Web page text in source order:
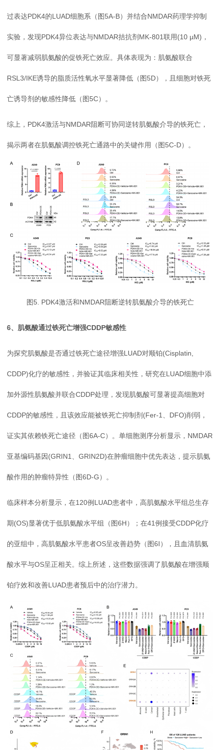
过表达PDK4的LUAD细胞系（图5A-B）并结合NMDAR药理学抑制
实验，发现PDK4异位表达与NMDAR拮抗剂MK-801联用(10 µM)，
可显著减弱肌氨酸的促铁死亡效应。具体表现为：肌氨酸联合
RSL3/IKE诱导的脂质活性氧水平显著降低（图5D），且细胞对铁死
亡诱导剂的敏感性降低（图5C）。
综上，PDK4激活与NMDAR阻断可协同逆转肌氨酸介导的铁死亡，
揭示两者在肌氨酸调控铁死亡通路中的关键作用（图5C-D）。
图5. PDK4激活和NMDAR阻断逆转肌氨酸介导的铁死亡
6、肌氨酸通过铁死亡增强CDDP敏感性
为探究肌氨酸是否通过铁死亡途径增强LUAD对顺铂(Cisplatin,
CDDP)化疗的敏感性，并验证其临床相关性，研究在LUAD细胞中添
加外源性肌氨酸并联合CDDP处理，发现肌氨酸可显著提高细胞对
CDDP的敏感性，且该效应能被铁死亡抑制剂(Fer-1、DFO)削弱，
证实其依赖铁死亡途径（图6A-C）。单细胞测序分析显示，NMDAR
亚基编码基因(GRIN1、GRIN2D)在肿瘤细胞中优先表达，提示肌氨
酸作用的肿瘤特异性（图6D-G）。
临床样本分析显示，在120例LUAD患者中，高肌氨酸水平组总生存
期(OS)显著优于低肌氨酸水平组（图6H）；在41例接受CDDP化疗
的亚组中，高肌氨酸水平患者OS呈改善趋势（图6I），且血清肌氨
酸水平与OS呈正相关。综上所述，这些数据强调了肌氨酸在增强顺
铂疗效和改善LUAD患者预后中的治疗潜力。